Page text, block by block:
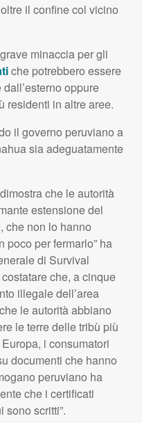
il confine col vicino
minaccia per gli
che potrebbero essere
oppure
residenti in altre aree.
il governo peruviano a
sia adeguatamente
che le autorità
estensione del
che non lo hanno
poco per fermarlo” ha
di Survival
che, a cinque
illegale dell’area
le autorità abbiano
le terre delle tribù più
i consumatori
documenti che hanno
peruviano ha
che i certificati
sono scritti”.